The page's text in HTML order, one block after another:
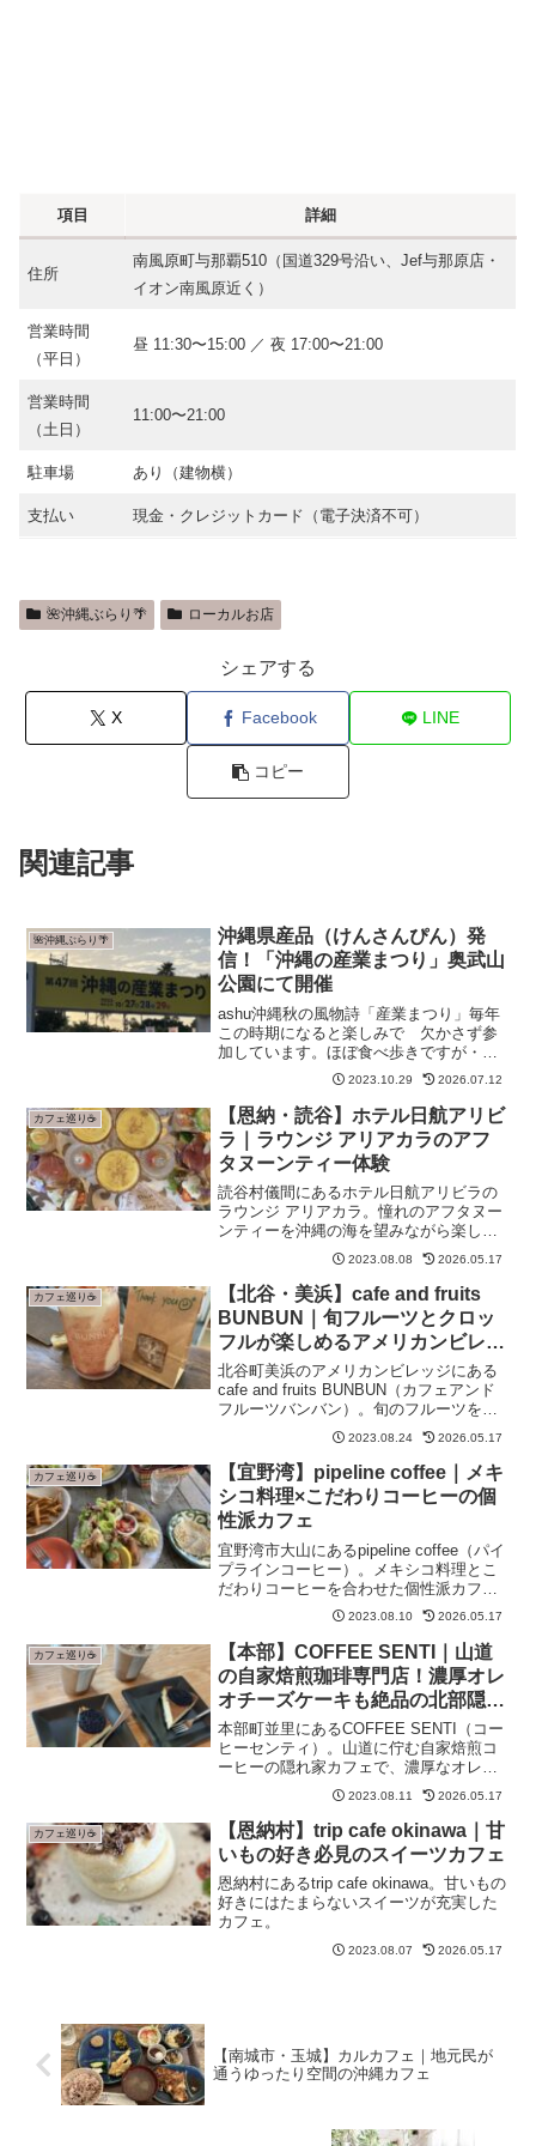
項目 詳細
住所
南風原町与那覇510（国道329号沿い、Jef与那原店・
イオン南風原近く）
営業時間
（平日）
昼 11:30〜15:00 ／ 夜 17:00〜21:00
営業時間
（土日）
11:00〜21:00
駐車場 あり（建物横）
支払い 現金・クレジットカード（電子決済不可）
🌺沖縄ぶらり🌴 ローカルお店
シェアする
X Facebook LINE
コピー
関連記事
🌺沖縄ぶらり🌴
沖縄県産品（けんさんぴん）発
信！「沖縄の産業まつり」奥武山
公園にて開催
ashu沖縄秋の風物詩「産業まつり」毎年
この時期になると楽しみで 欠かさず参
加しています。ほぼ食べ歩きですが・・
那覇市奥武山公園で開催されている「第
４７回 沖縄の産業まつり」へ行ってきま
した。心地よい秋の気配の中Kairi-
okinawaかReadMore...
2023.10.29 2026.07.12
カフェ巡り☕
【恩納・読谷】ホテル日航アリビ
ラ｜ラウンジ アリアカラのアフ
タヌーンティー体験
読谷村儀間にあるホテル日航アリビラの
ラウンジ アリアカラ。憧れのアフタヌー
ンティーを沖縄の海を望みながら楽しめ
2023.08.08 2026.05.17
カフェ巡り☕
【北谷・美浜】cafe and fruits
BUNBUN｜旬フルーツとクロッ
フルが楽しめるアメリカンビレッ
ジのカフェ
北谷町美浜のアメリカンビレッジにある
cafe and fruits BUNBUN（カフェアンド
フルーツバンバン）。旬のフルーツをた
っぷり使ったスイーツやクロッフルが人
気。朝8時から営業しているのも嬉しいポ
イント。
2023.08.24 2026.05.17
カフェ巡り☕
【宜野湾】pipeline coffee｜メキ
シコ料理×こだわりコーヒーの個
性派カフェ
宜野湾市大山にあるpipeline coffee（パイ
プラインコーヒー）。メキシコ料理とこ
だわりコーヒーを合わせた個性派カフ
ェ。店内は落ち着いた雰囲気で、地元民
にも人気のローカルスポット。
2023.08.10 2026.05.17
カフェ巡り☕
【本部】COFFEE SENTI｜山道
の自家焙煎珈琲専門店！濃厚オレ
オチーズケーキも絶品の北部隠れ
家カフェ
本部町並里にあるCOFFEE SENTI（コー
ヒーセンティ）。山道に佇む自家焙煎コ
ーヒーの隠れ家カフェで、濃厚なオレオ
チーズケーキも人気。美ら海水族館への
ドライブ途中に立ち寄るのがおすすめで
す。
2023.08.11 2026.05.17
カフェ巡り☕
【恩納村】trip cafe okinawa｜甘
いもの好き必見のスイーツカフェ
恩納村にあるtrip cafe okinawa。甘いもの
好きにはたまらないスイーツが充実した
カフェ。
2023.08.07 2026.05.17
【南城市・玉城】カルカフェ｜地元民が
通うゆったり空間の沖縄カフェ